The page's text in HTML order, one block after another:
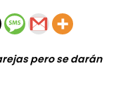
pero se darán